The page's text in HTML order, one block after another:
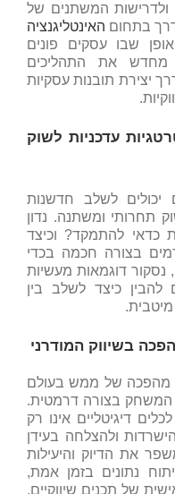
המשתנים של
בתחום האינטליגנציה
שבו עסקים פונים
מחדש את התהליכים
יצירת תובנות עסקיות
עדכניות לשוק
לשלב חדשנות
תחרותי ומשתנה. נדון
כדאי להתמקד? וכיצד
בצורה חכמה בכדי
דוגמאות מעשיות
להבין כיצד לשלב בין
מיטבית.
בשיווק המודרני
מהפכה של ממש בעולם
המשחק בצורה דרמטית.
דיגיטליים אינו רק
ולהצלחה בעידן
את הדיוק והיעילות
נתונים בזמן אמת,
של תכנים שיווקיים.